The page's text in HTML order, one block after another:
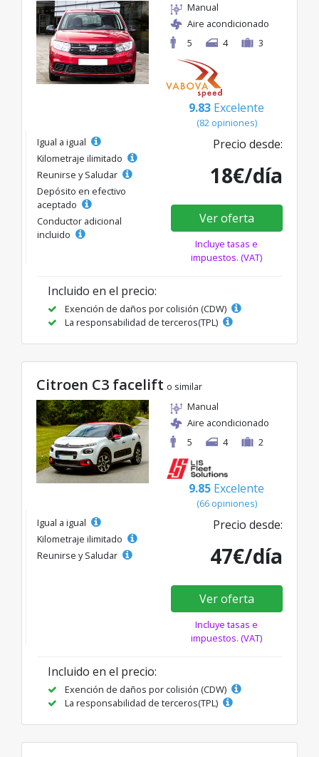
Manual
Aire acondicionado
5
4 3
9.83 Excelente
(82 opiniones)
Igual a igual
Kilometraje ilimitado
Reunirse y Saludar
Depósito en efectivo
aceptado
Conductor adicional
incluido
Precio desde:
18€/día
Ver oferta
Incluye tasas e
impuestos. (VAT)
Incluido en el precio:
Exención de daños por colisión (CDW)
La responsabilidad de terceros(TPL)
Citroen C3 facelift o similar
Manual
Aire acondicionado
5
4 2
9.85 Excelente
(66 opiniones)
Igual a igual
Kilometraje ilimitado
Reunirse y Saludar
Precio desde:
47€/día
Ver oferta
Incluye tasas e
impuestos. (VAT)
Incluido en el precio:
Exención de daños por colisión (CDW)
La responsabilidad de terceros(TPL)